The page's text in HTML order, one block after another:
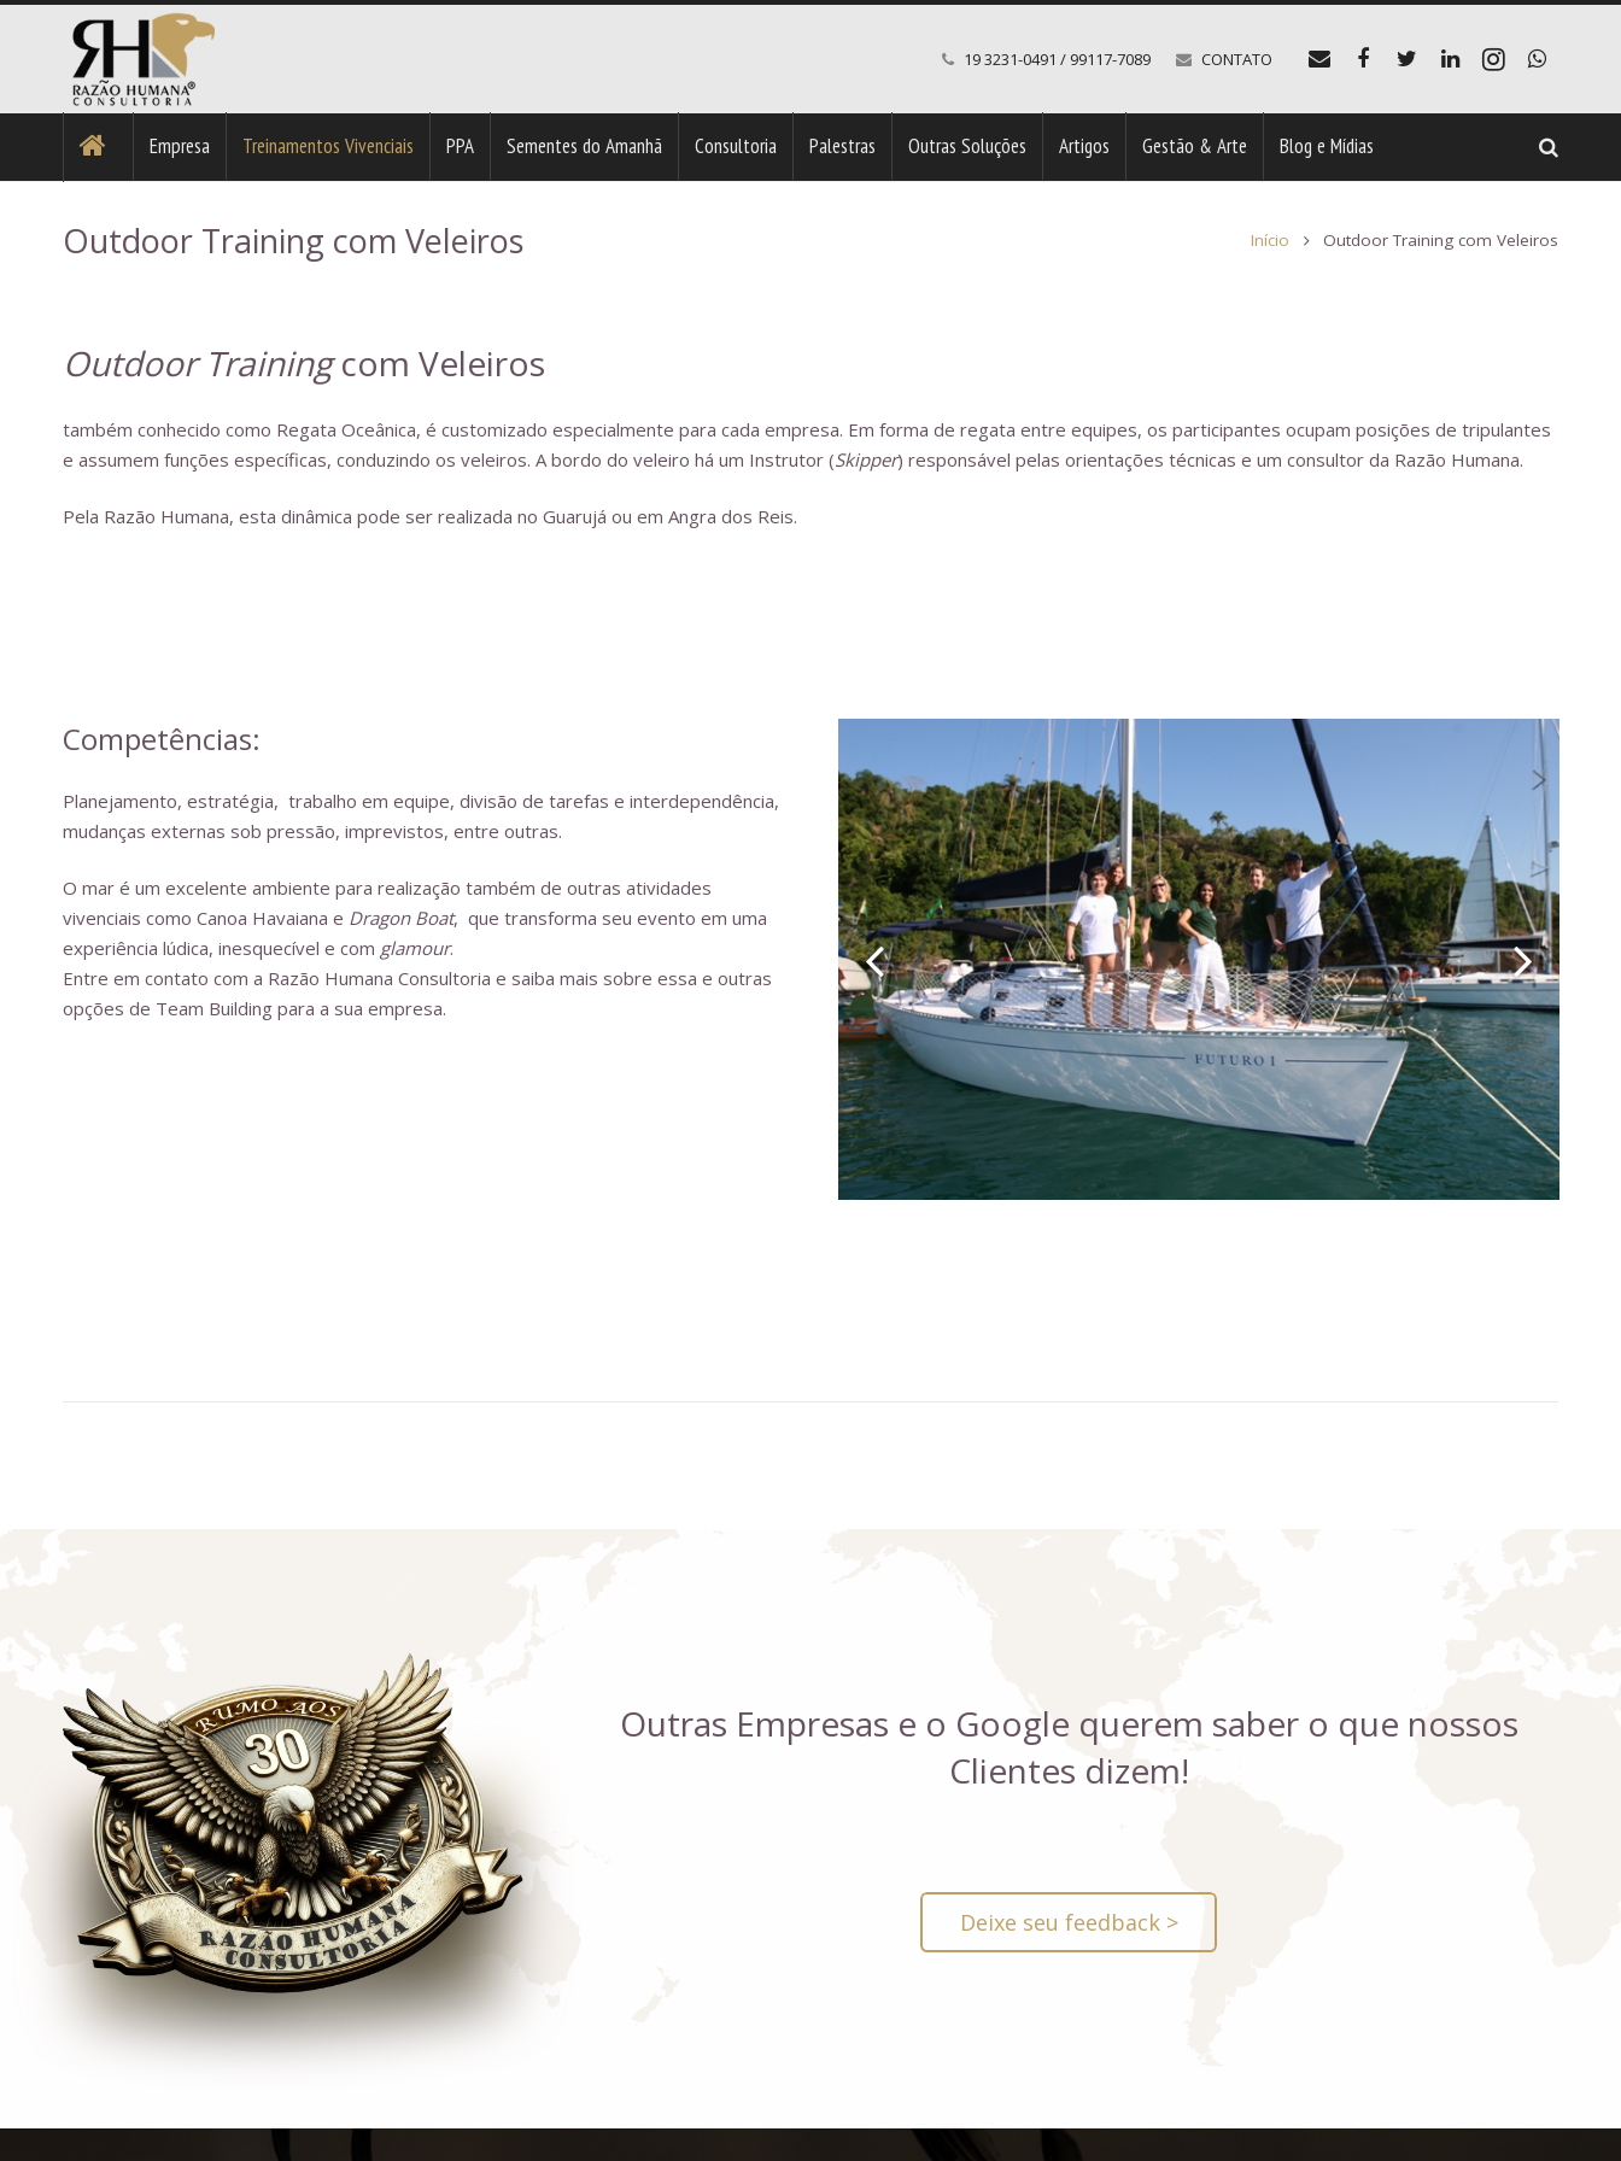
19 3231-0491 / 99117-7089 CONTATO
Empresa Treinamentos Vivenciais PPA Sementes do Amanhã Consultoria Palestras Outras Soluções Artigos Gestão & Arte Blog e Mídias
Outdoor Training com Veleiros Início Outdoor Training com Veleiros
Outdoor Trainingcom Veleiros
também conhecido como Regata Oceânica, é customizado especialmente para cada empresa. Em forma de regata entre equipes, os participantes ocupam posições de tripulantes
e assumem funções específicas, conduzindo os veleiros. A bordo do veleiro há um Instrutor (Skipper) responsável pelas orientações técnicas e um consultor da Razão Humana.
Pela Razão Humana, esta dinâmica pode ser realizada no Guarujá ou em Angra dos Reis.
Competências:
Planejamento, estratégia, trabalho em equipe, divisão de tarefas e interdependência,
mudanças externas sob pressão, imprevistos, entre outras.
O mar é um excelente ambiente para realização também de outras atividades
vivenciais como Canoa Havaiana e Dragon Boat, que transforma seu evento em uma
experiência lúdica, inesquecível e com glamour.
Entre em contato com a Razão Humana Consultoria e saiba mais sobre essa e outras
opções de Team Building para a sua empresa.
Outras Empresas e o Google querem saber o que nossos
Clientes dizem!
Deixe seu feedback >